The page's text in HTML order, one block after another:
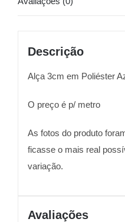
Descrição
Alça 3cm em Poliéster
O preço é p/ metro
As fotos do produto
ficasse o mais real
variação.
Avaliações